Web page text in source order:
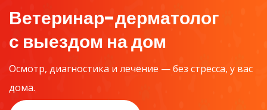
Ветеринар-дерматолог
с выездом на дом
Осмотр, диагностика и лечение — без стресса, у вас
дома.